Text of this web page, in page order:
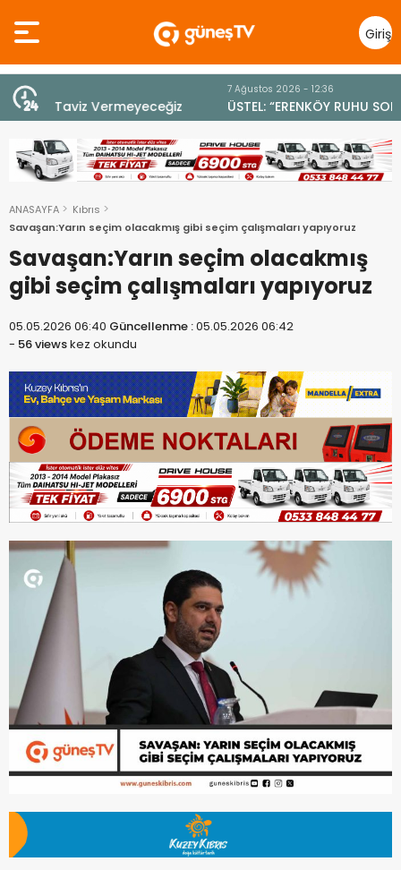
Giriş
Yap
ÜSTEL: “ERENKÖY RUHU SONSUZA DEK YAŞAYACAK”
ANASAYFA
Kıbrıs
Savaşan:Yarın seçim olacakmış gibi seçim çalışmaları yapıyoruz
Savaşan:Yarın seçim olacakmış
gibi seçim çalışmaları yapıyoruz
05.05.2026 06:40 Güncellenme :05.05.2026 06:42
- 56 viewskez okundu